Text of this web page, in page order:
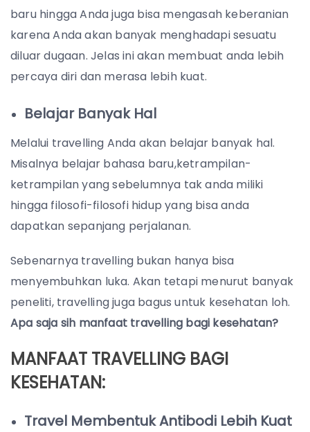
baru hingga Anda juga bisa mengasah keberanian
karena Anda akan banyak menghadapi sesuatu
diluar dugaan. Jelas ini akan membuat anda lebih
percaya diri dan merasa lebih kuat.
Belajar Banyak Hal
Melalui travelling Anda akan belajar banyak hal.
Misalnya belajar bahasa baru,ketrampilan-
ketrampilan yang sebelumnya tak anda miliki
hingga filosofi-filosofi hidup yang bisa anda
dapatkan sepanjang perjalanan.
Sebenarnya travelling bukan hanya bisa
menyembuhkan luka. Akan tetapi menurut banyak
peneliti, travelling juga bagus untuk kesehatan loh.
Apa saja sih manfaat travelling bagi kesehatan?
MANFAAT TRAVELLING BAGI
KESEHATAN:
Travel Membentuk Antibodi Lebih Kuat